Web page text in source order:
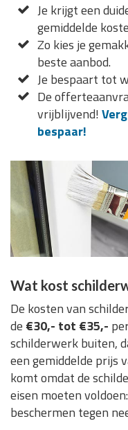
Je krijgt een
gemiddelde
Zo kies je
beste aanbod.
Je bespaart tot
De
vrijblijvend!
bespaar!
Wat kost
De kosten van
de €30,- tot €35,-
schilderwerk buiten,
een gemiddelde prijs
komt omdat de
eisen moeten
beschermen tegen